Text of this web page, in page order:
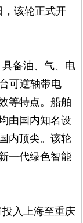
，该轮正式开
具备油、气、电
可逆轴带电
等特点。船舶
由国内知名设
内顶尖。该轮
一代绿色智能
投入上海至重庆